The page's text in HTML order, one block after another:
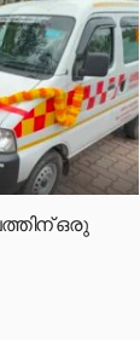
ഒരു